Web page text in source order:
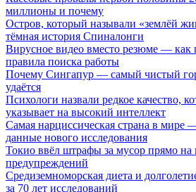
миллионы и почему
Остров, который называли «землёй
тёмная история Спиналонги
Вирусное видео вместо резюме — как
правила поиска работы
Почему Сингапур — самый чистый
удаётся
Психологи назвали редкое качество,
указывает на высокий интеллект
Самая нарциссическая страна в
данные нового исследования
Токио ввёл штрафы за мусор прямо на
предупреждений
Средиземноморская диета и
за 70 лет исследований